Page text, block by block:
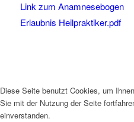
Link zum Anamnesebogen
Erlaubnis Heilpraktiker.pdf
Diese Seite benutzt Cookies, um
Sie mit der Nutzung der Seite
einverstanden.